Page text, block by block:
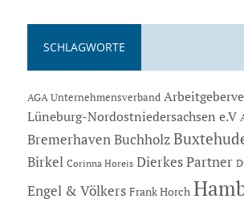
SCHLAGWORTE
AGA Unternehmensverband
Lüneburg-Nordostniedersachsen e.V
Bremerhaven Buchholz
Birkel Corinna Horeis Dierkes Partner
Engel & Völkers Frank Horch